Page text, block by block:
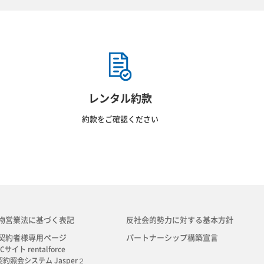
レンタル約款
約款をご確認ください
営業法に基づく表記
約者様専用ページ
サイト rentalforce
約照会システム Jasper２
反社会的勢力に対する基本方針
パートナーシップ構築宣言